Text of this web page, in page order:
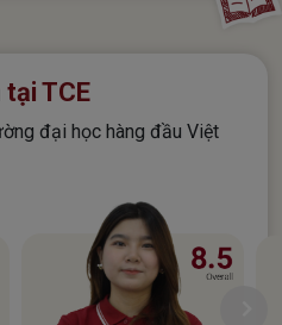
tại TCE
đại học hàng đầu Việt